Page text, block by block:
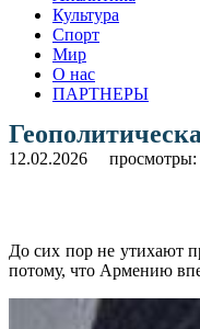
Культура
Спорт
Мир
О нас
ПАРТНЕРЫ
12.02.2026 просмотры:
До сих пор не утихают
потому, что Армению